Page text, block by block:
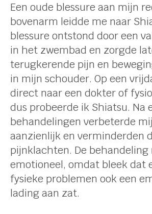
Een oude blessure aan mijn
bovenarm leidde me naar
blessure ontstond door een
in het zwembad en zorgde
terugkerende pijn en
in mijn schouder. Op een
direct naar een dokter of
dus probeerde ik Shiatsu. Na
behandelingen verbeterde
aanzienlijk en verminderden
pijnklachten. De behandeling
emotioneel, omdat bleek dat
fysieke problemen ook een
lading aan zat.